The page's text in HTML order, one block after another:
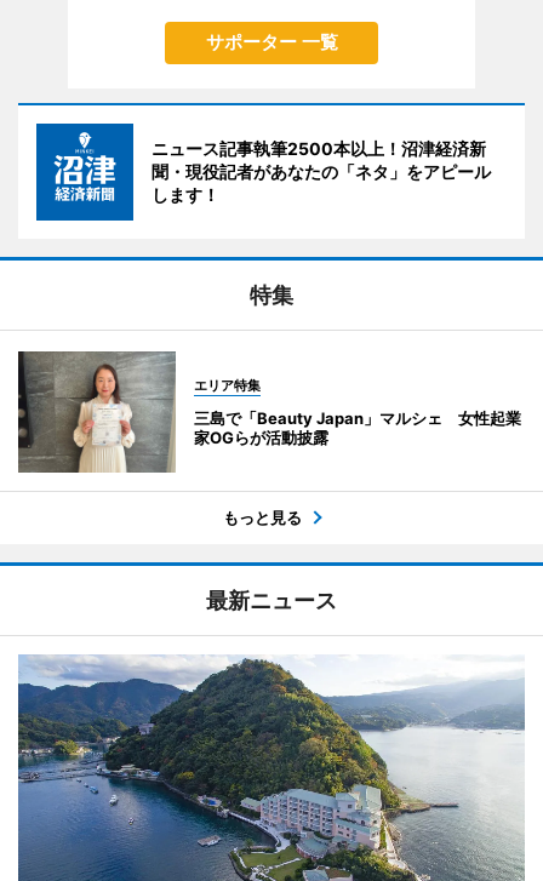
サポーター 一覧
ニュース記事執筆2500本以上！沼津経済新
聞・現役記者があなたの「ネタ」をアピール
します！
特集
エリア特集
三島で「Beauty Japan」マルシェ 女性起業
家OGらが活動披露
もっと見る
最新ニュース